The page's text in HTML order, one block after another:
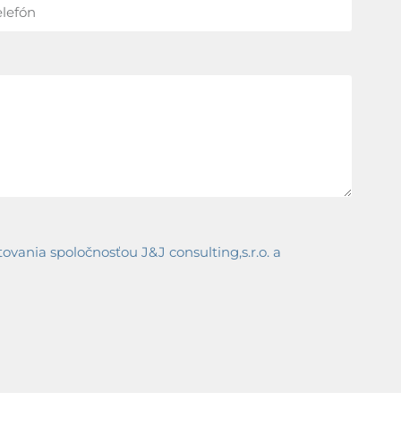
spoločnosťou J&J consulting,s.r.o. a